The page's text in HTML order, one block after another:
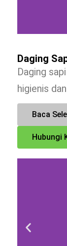
Daging
Daging
higienis
Baca
Hubungi